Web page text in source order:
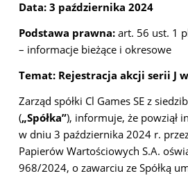
Data: 3 października 2024
Podstawa prawna:art. 56 ust. 1
– informacje bieżące i okresowe
Temat: Rejestracja akcji serii J
Zarząd spółki Cl Games SE z
(„Spółka”), informuje, że powziął
w dniu 3 października 2024 r.
Papierów Wartościowych S.A.
968/2024, o zawarciu ze Spółką